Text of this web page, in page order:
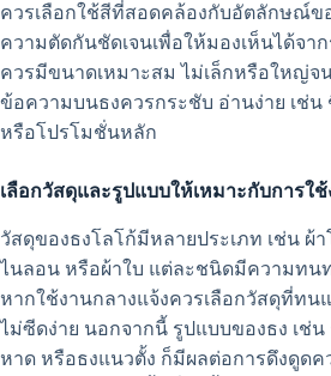
ควรเลือกใช้สีที่สอดคล้องกับอัตลักษณ์ข
ความตัดกันชัดเจนเพื่อให้มองเห็นได้จา
ควรมีขนาดเหมาะสม ไม่เล็กหรือใหญ่จ
ข้อความบนธงควรกระชับ อ่านง่าย เช่
หรือโปรโมชั่นหลัก
เลือกวัสดุและรูปแบบให้เหมาะกับการใช้
วัสดุของธงโลโก้มีหลายประเภท เช่น ผ้า
ไนลอน หรือผ้าใบ แต่ละชนิดมีความทน
หากใช้งานกลางแจ้งควรเลือกวัสดุที่ทน
ไม่ซีดง่าย นอกจากนี้ รูปแบบของธง เช่น
หาด หรือธงแนวตั้ง ก็มีผลต่อการดึงดูดค